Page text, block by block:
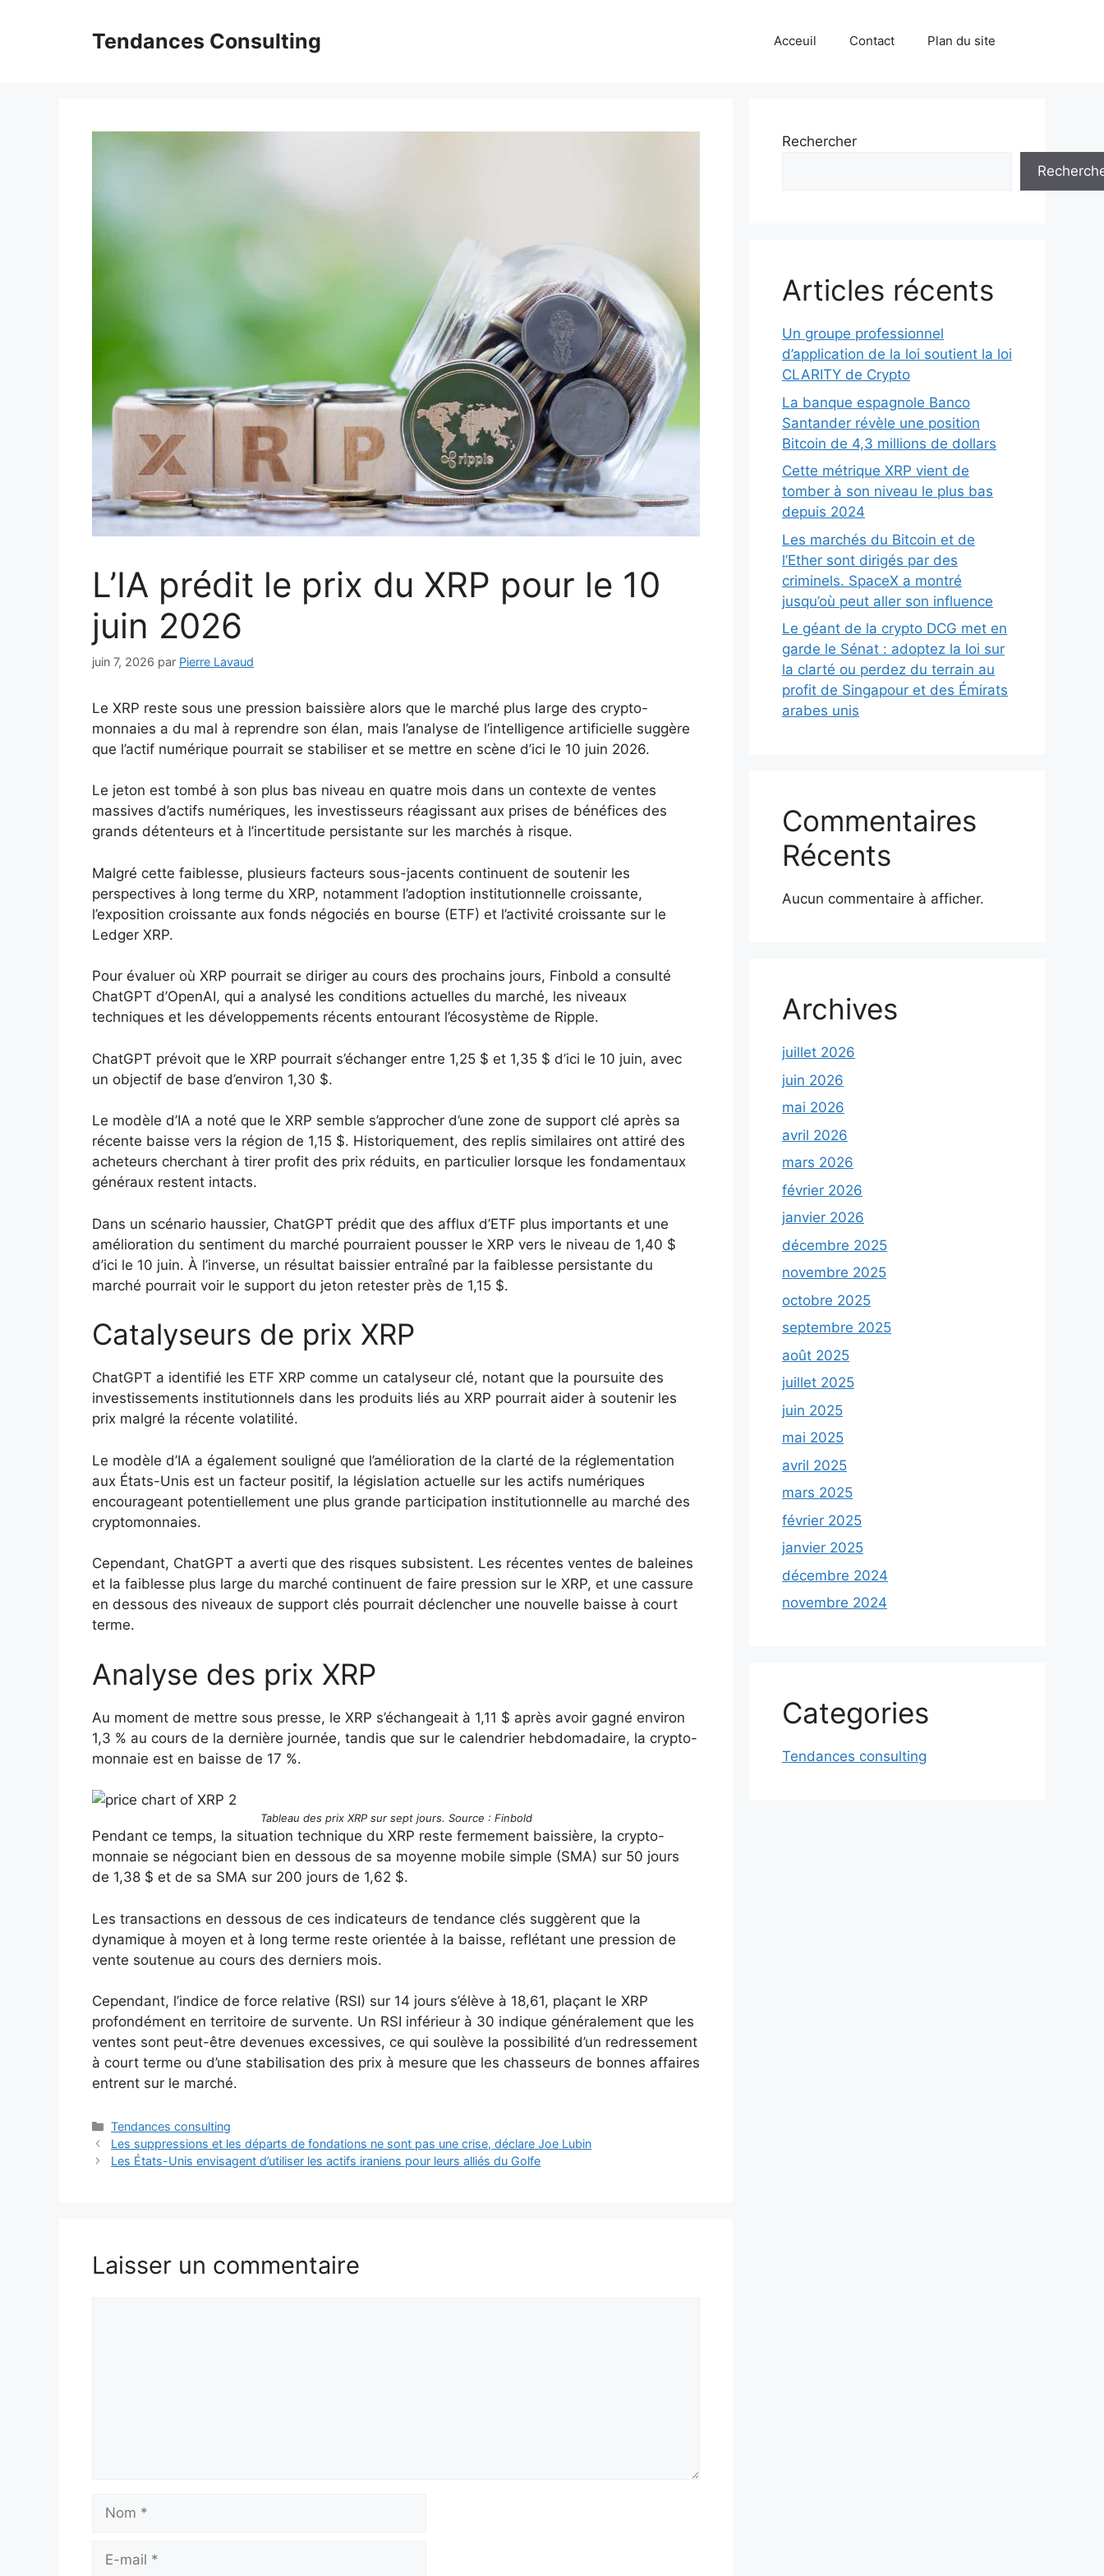
Tendances Consulting Acceuil Contact Plan du site
L’IA prédit le prix du XRP pour le 10
juin 2026
juin 7, 2026 par Pierre Lavaud
Le XRP reste sous une pression baissière alors que le marché plus large des crypto-
monnaies a du mal à reprendre son élan, mais l’analyse de l’intelligence artificielle suggère
que l’actif numérique pourrait se stabiliser et se mettre en scène d’ici le 10 juin 2026.
Le jeton est tombé à son plus bas niveau en quatre mois dans un contexte de ventes
massives d’actifs numériques, les investisseurs réagissant aux prises de bénéfices des
grands détenteurs et à l’incertitude persistante sur les marchés à risque.
Malgré cette faiblesse, plusieurs facteurs sous-jacents continuent de soutenir les
perspectives à long terme du XRP, notamment l’adoption institutionnelle croissante,
l’exposition croissante aux fonds négociés en bourse (ETF) et l’activité croissante sur le
Ledger XRP.
Pour évaluer où XRP pourrait se diriger au cours des prochains jours, Finbold a consulté
ChatGPT d’OpenAI, qui a analysé les conditions actuelles du marché, les niveaux
techniques et les développements récents entourant l’écosystème de Ripple.
ChatGPT prévoit que le XRP pourrait s’échanger entre 1,25 $ et 1,35 $ d’ici le 10 juin, avec
un objectif de base d’environ 1,30 $.
Le modèle d’IA a noté que le XRP semble s’approcher d’une zone de support clé après sa
récente baisse vers la région de 1,15 $. Historiquement, des replis similaires ont attiré des
acheteurs cherchant à tirer profit des prix réduits, en particulier lorsque les fondamentaux
généraux restent intacts.
Dans un scénario haussier, ChatGPT prédit que des afflux d’ETF plus importants et une
amélioration du sentiment du marché pourraient pousser le XRP vers le niveau de 1,40 $
d’ici le 10 juin. À l’inverse, un résultat baissier entraîné par la faiblesse persistante du
marché pourrait voir le support du jeton retester près de 1,15 $.
Catalyseurs de prix XRP
ChatGPT a identifié les ETF XRP comme un catalyseur clé, notant que la poursuite des
investissements institutionnels dans les produits liés au XRP pourrait aider à soutenir les
prix malgré la récente volatilité.
Le modèle d’IA a également souligné que l’amélioration de la clarté de la réglementation
aux États-Unis est un facteur positif, la législation actuelle sur les actifs numériques
encourageant potentiellement une plus grande participation institutionnelle au marché des
cryptomonnaies.
Cependant, ChatGPT a averti que des risques subsistent. Les récentes ventes de baleines
et la faiblesse plus large du marché continuent de faire pression sur le XRP, et une cassure
en dessous des niveaux de support clés pourrait déclencher une nouvelle baisse à court
terme.
Analyse des prix XRP
Au moment de mettre sous presse, le XRP s’échangeait à 1,11 $ après avoir gagné environ
1,3 % au cours de la dernière journée, tandis que sur le calendrier hebdomadaire, la crypto-
monnaie est en baisse de 17 %.
Tableau des prix XRP sur sept jours. Source : Finbold
Pendant ce temps, la situation technique du XRP reste fermement baissière, la crypto-
monnaie se négociant bien en dessous de sa moyenne mobile simple (SMA) sur 50 jours
de 1,38 $ et de sa SMA sur 200 jours de 1,62 $.
Les transactions en dessous de ces indicateurs de tendance clés suggèrent que la
dynamique à moyen et à long terme reste orientée à la baisse, reflétant une pression de
vente soutenue au cours des derniers mois.
Cependant, l’indice de force relative (RSI) sur 14 jours s’élève à 18,61, plaçant le XRP
profondément en territoire de survente. Un RSI inférieur à 30 indique généralement que les
ventes sont peut-être devenues excessives, ce qui soulève la possibilité d’un redressement
à court terme ou d’une stabilisation des prix à mesure que les chasseurs de bonnes affaires
entrent sur le marché.
Catégories
Tendances consulting
Les suppressions et les départs de fondations ne sont pas une crise, déclare Joe Lubin
Les États-Unis envisagent d’utiliser les actifs iraniens pour leurs alliés du Golfe
Laisser un commentaire
mail
Rechercher
Articles récents
Un groupe professionnel
d’application de la loi soutient la loi
CLARITY de Crypto
La banque espagnole Banco
Santander révèle une position
Bitcoin de 4,3 millions de dollars
Cette métrique XRP vient de
tomber à son niveau le plus bas
depuis 2024
Les marchés du Bitcoin et de
l’Ether sont dirigés par des
criminels. SpaceX a montré
jusqu’où peut aller son influence
Le géant de la crypto DCG met en
garde le Sénat : adoptez la loi sur
la clarté ou perdez du terrain au
profit de Singapour et des Émirats
arabes unis
Commentaires
Récents
Aucun commentaire à afficher.
Archives
juillet 2026
juin 2026
mai 2026
avril 2026
mars 2026
février 2026
janvier 2026
décembre 2025
novembre 2025
octobre 2025
septembre 2025
août 2025
juillet 2025
juin 2025
mai 2025
avril 2025
mars 2025
février 2025
janvier 2025
décembre 2024
novembre 2024
Categories
Tendances consulting